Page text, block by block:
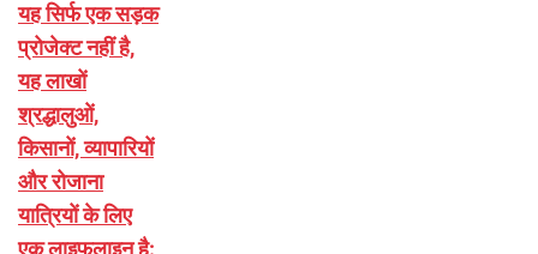
यह सिर्फ एक सड़क
प्रोजेक्ट नहीं है,
यह लाखों
श्रद्धालुओं,
किसानों, व्यापारियों
और रोजाना
यात्रियों के लिए
एक लाइफलाइन है: